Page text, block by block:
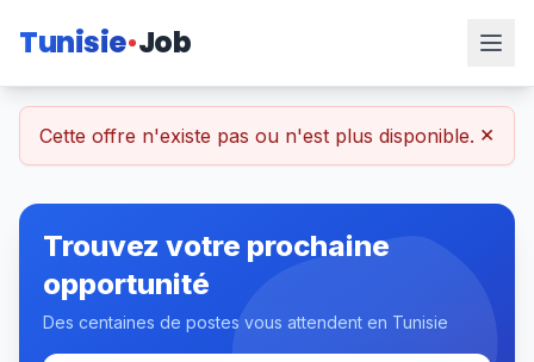
Tunisie Job
Cette offre n'existe pas ou n'est plus disponible. ×
Trouvez votre prochaine
opportunité
Des centaines de postes vous attendent en Tunisie